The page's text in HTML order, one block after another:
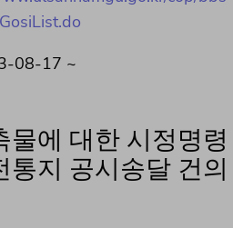
08-17 ~
물에 대한 시정명령
통지 공시송달 건의